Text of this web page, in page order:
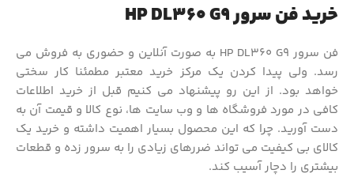
خرید فن سرور HP DL360 G9
فن سرور HP DL360 G9 به صورت آنلاین و حضوری به فروش می
رسد. ولی پیدا کردن یک مرکز خرید معتبر مطمئنا کار سختی
خواهد بود. از این رو پیشنهاد می کنیم قبل از خرید اطلاعات
کافی در مورد فروشگاه ها و وب سایت ها، نوع کالا و قیمت آن به
دست آورید. چرا که این محصول بسیار اهمیت داشته و خرید یک
کالای بی کیفیت می تواند ضررهای زیادی را به سرور زده و قطعات
بیشتری را دچار آسیب کند.